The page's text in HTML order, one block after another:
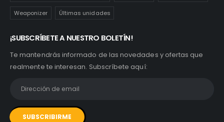
Weaponizer Últimas unidades
¡SUBSCRÍBETE A NUESTRO BOLETÍN!
Te mantendrás informado de las novedades y ofertas que
realmente te interesan. Subscríbete aquí: